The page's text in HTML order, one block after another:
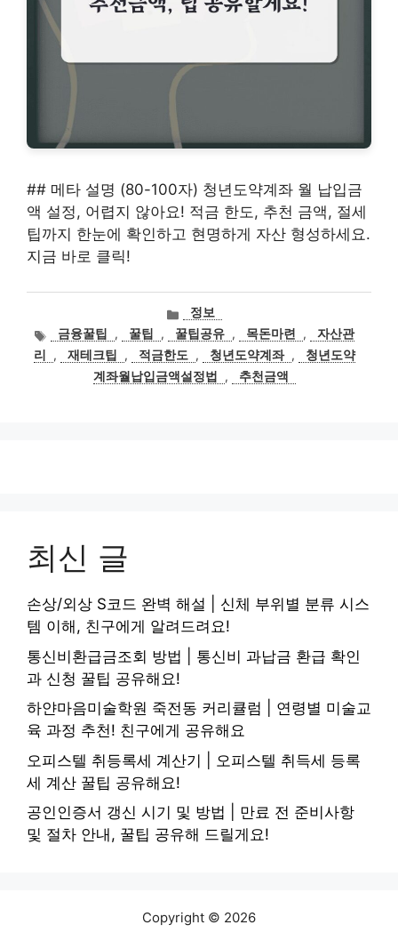
## 메타 설명 (80-100자) 청년도약계좌 월 납입금
액 설정, 어렵지 않아요! 적금 한도, 추천 금액, 절세
팁까지 한눈에 확인하고 현명하게 자산 형성하세요.
지금 바로 클릭!
카
테
고
리
정보
태금융꿀팁 , 꿀팁 , 꿀팁공유 , 목돈마련 ,
자산관
리
, 재테크팁 , 적금한도 , 청년도약계좌 ,
청년도약
계좌월납입금액설정법
, 추천금액
최신 글
손상/외상 S코드 완벽 해설 | 신체 부위별 분류 시스
템 이해, 친구에게 알려드려요!
통신비환급금조회 방법 | 통신비 과납금 환급 확인
과 신청 꿀팁 공유해요!
하얀마음미술학원 죽전동 커리큘럼 | 연령별 미술교
육 과정 추천! 친구에게 공유해요
오피스텔 취등록세 계산기 | 오피스텔 취득세 등록
세 계산 꿀팁 공유해요!
공인인증서 갱신 시기 및 방법 | 만료 전 준비사항
및 절차 안내, 꿀팁 공유해 드릴게요!
Copyright © 2026